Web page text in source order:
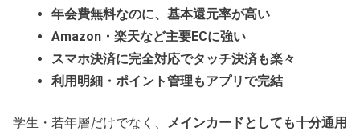
年会費無料なのに、基本還元率が高い
Amazon・楽天など主要ECに強い
スマホ決済に完全対応でタッチ決済も楽々
利用明細・ポイント管理もアプリで完結
学生・若年層だけでなく、 メインカードとしても十分通用